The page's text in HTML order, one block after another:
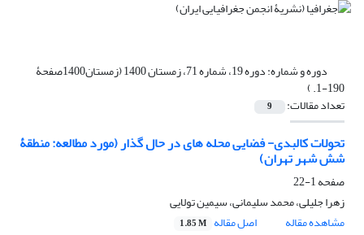
دوره و شماره: دوره 19، شماره 71، زمستان 1400 (زمستان1400صفحۀ
190-1. )
تعداد مقالات: 9
تحولات کالبدی- فضایی محله های در حال گذار (مورد مطالعه: منطقۀ
شش شهر تهران)
صفحه1-22
زهرا جلیلی، محمد سلیمانی، سیمین تولایی
مشاهده مقاله
اصل مقاله 1.85 M